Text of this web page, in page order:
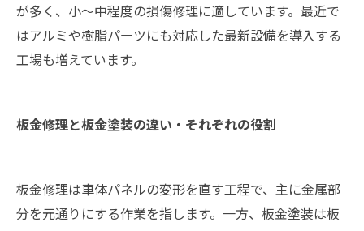
が多く、小～中程度の損傷修理に適しています。最近で
はアルミや樹脂パーツにも対応した最新設備を導入する
工場も増えています。
板金修理と板金塗装の違い・それぞれの役割
板金修理は車体パネルの変形を直す工程で、主に金属部
分を元通りにする作業を指します。一方、板金塗装は板